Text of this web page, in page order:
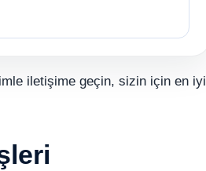
iletişime geçin, sizin için en iyi